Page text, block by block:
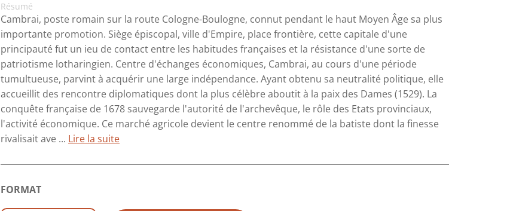
Résumé
Cambrai, poste romain sur la route Cologne-Boulogne, connut pendant le haut Moyen Âge sa plus
importante promotion. Siège épiscopal, ville d'Empire, place frontière, cette capitale d'une
principauté fut un ieu de contact entre les habitudes françaises et la résistance d'une sorte de
patriotisme lotharingien. Centre d'échanges économiques, Cambrai, au cours d'une période
tumultueuse, parvint à acquérir une large indépendance. Ayant obtenu sa neutralité politique, elle
accueillit des rencontre diplomatiques dont la plus célèbre aboutit à la paix des Dames (1529). La
conquête française de 1678 sauvegarde l'autorité de l'archevêque, le rôle des Etats provinciaux,
l'activité économique. Ce marché agricole devient le centre renommé de la batiste dont la finesse
rivalisait ave ... Lire la suite
FORMAT